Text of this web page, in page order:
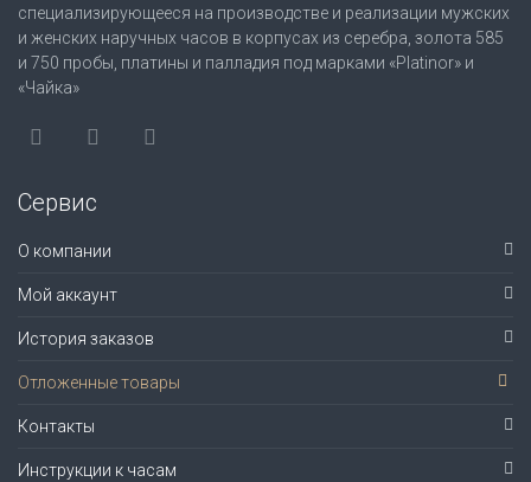
специализирующееся на производстве и реализации мужских
и женских наручных часов в корпусах из серебра, золота 585
и 750 пробы, платины и палладия под марками «Platinor» и
«Чайка»
Сервис
О компании
Мой аккаунт
История заказов
Отложенные товары
Контакты
Инструкции к часам